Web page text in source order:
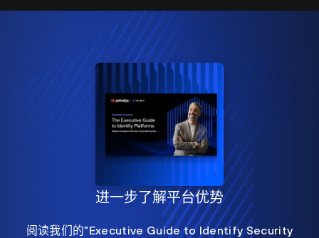
进一步了解平台优势
阅读我们的"Executive Guide to Identify Security